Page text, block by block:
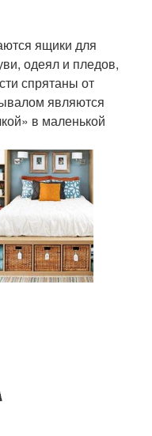
ящики для
одеял и пледов,
спрятаны от
являются
в маленькой